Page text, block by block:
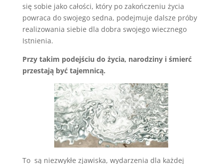
się sobie jako całości, który po zakończeniu życia
powraca do swojego sedna, podejmuje dalsze próby
realizowania siebie dla dobra swojego wiecznego
Istnienia.
Przy takim podejściu do życia, narodziny i śmierć
przestają być tajemnicą.
To są niezwykłe zjawiska, wydarzenia dla każdej